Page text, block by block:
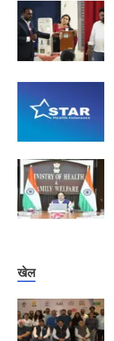
खेल